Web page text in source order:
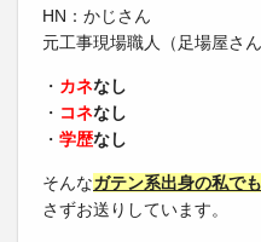
HN：かじさん
元工事現場職人（足場屋さん
・ カネなし
・ コネなし
・ 学歴なし
そんなガテン系出身の私で
さずお送りしています。